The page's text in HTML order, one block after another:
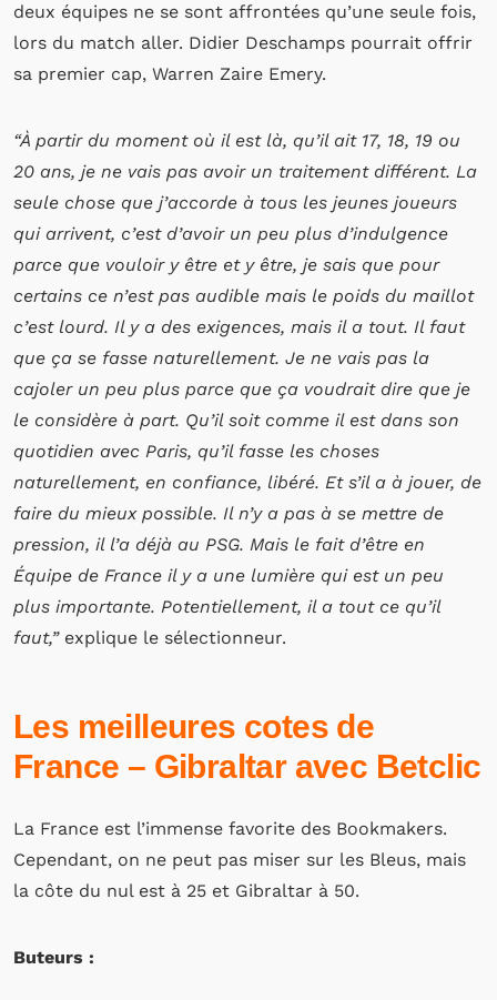
deux équipes ne se sont affrontées qu’une seule fois,
lors du match aller. Didier Deschamps pourrait offrir
sa premier cap, Warren Zaire Emery.
“À partir du moment où il est là, qu’il ait 17, 18, 19 ou
20 ans, je ne vais pas avoir un traitement différent. La
seule chose que j’accorde à tous les jeunes joueurs
qui arrivent, c’est d’avoir un peu plus d’indulgence
parce que vouloir y être et y être, je sais que pour
certains ce n’est pas audible mais le poids du maillot
c’est lourd. Il y a des exigences, mais il a tout. Il faut
que ça se fasse naturellement. Je ne vais pas la
cajoler un peu plus parce que ça voudrait dire que je
le considère à part. Qu’il soit comme il est dans son
quotidien avec Paris, qu’il fasse les choses
naturellement, en confiance, libéré. Et s’il a à jouer, de
faire du mieux possible. Il n’y a pas à se mettre de
pression, il l’a déjà au PSG. Mais le fait d’être en
Équipe de France il y a une lumière qui est un peu
plus importante. Potentiellement, il a tout ce qu’il
faut,” explique le sélectionneur.
Les meilleures cotes de
France – Gibraltar avec Betclic
La France est l’immense favorite des Bookmakers.
Cependant, on ne peut pas miser sur les Bleus, mais
la côte du nul est à 25 et Gibraltar à 50.
Buteurs :